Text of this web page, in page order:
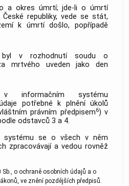
a okres úmrtí; jde-li o úmrtí
republiky, vede se stát,
k úmrtí došlo, popřípadě
v rozhodnutí soudu o
mrtvého uveden jako den
v informačním systému
potřebné k plnění úkolů
právním předpisem6) v
odstavců 3 a 4.
systému se o všech v něm
zpracovávají a vedou rovněž
o ochraně osobních údajů a o
ve znění pozdějších předpisů.